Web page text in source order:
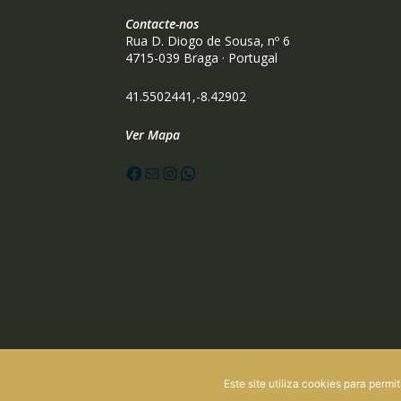
Contacte-nos
Rua D. Diogo de Sousa, nº 6
4715-039 Braga · Portugal
41.5502441,-8.42902
Ver Mapa
Facebook
MailInstagram
WhatsApp
Este site utiliza cookies para